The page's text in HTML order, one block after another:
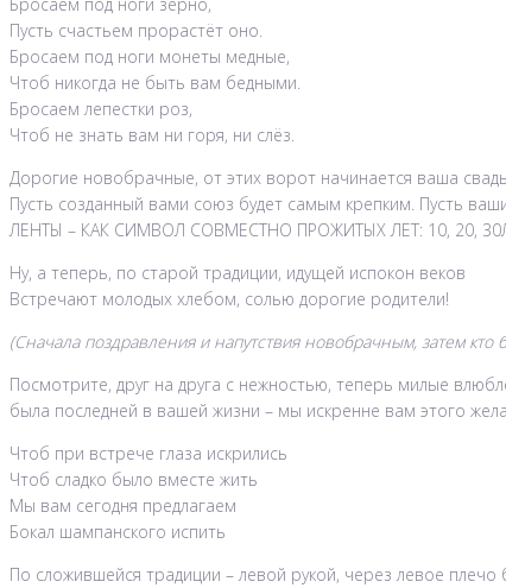
Бросаем под ноги зерно,
Пусть счастьем прорастёт оно.
Бросаем под ноги монеты медные,
Чтоб никогда не быть вам бедными.
Бросаем лепестки роз,
Чтоб не знать вам ни горя, ни слёз.
Дорогие новобрачные, от этих ворот начинается ваша
Пусть созданный вами союз будет самым крепким. Пусть
ЛЕНТЫ – КАК СИМВОЛ СОВМЕСТНО ПРОЖИТЫХ ЛЕТ: 10, 20,
Ну, а теперь, по старой традиции, идущей испокон веков
Встречают молодых хлебом, солью дорогие родители!
(Сначала поздравления и напутствия новобрачным, затем кто
Посмотрите, друг на друга с нежностью, теперь милые
была последней в вашей жизни – мы искренне вам этого
Чтоб при встрече глаза искрились
Чтоб сладко было вместе жить
Мы вам сегодня предлагаем
Бокал шампанского испить
По сложившейся традиции – левой рукой, через левое